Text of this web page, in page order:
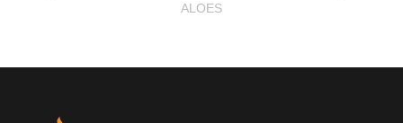
ALOES